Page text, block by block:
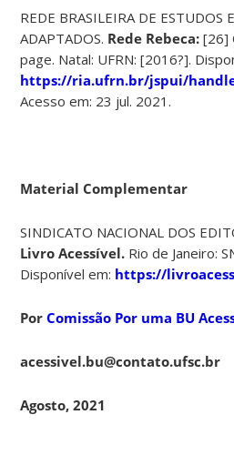
REDE BRASILEIRA DE ESTUDOS
ADAPTADOS. Rede Rebeca: [26]
page. Natal: UFRN: [2016?].
https://ria.ufrn.br/jspui/
Acesso em: 23 jul. 2021.
Material Complementar
SINDICATO NACIONAL DOS
Livro Acessível. Rio de Janeiro:
Disponível em: https://
PorComissão Por uma BU
acessivel.bu@contato.ufsc.br
Agosto, 2021